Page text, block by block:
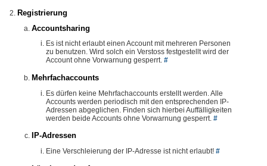
Registrierung
Accountsharing
Es ist nicht erlaubt einen Account mit mehreren Personen
zu benutzen. Wird solch ein Verstoss festgestellt wird der
Account ohne Vorwarnung gesperrt. #
Mehrfachaccounts
Es dürfen keine Mehrfachaccounts erstellt werden. Alle
Accounts werden periodisch mit den entsprechenden IP-
Adressen abgeglichen. Finden sich hierbei Auffälligkeiten
werden beide Accounts ohne Vorwarnung gesperrt. #
IP-Adressen
Eine Verschleierung der IP-Adresse ist nicht erlaubt! #